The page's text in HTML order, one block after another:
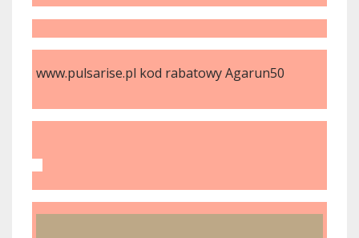
www.pulsarise.pl kod rabatowy Agarun50